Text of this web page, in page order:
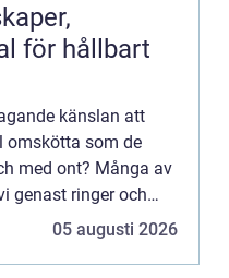
för hållbart
känslan att
omskötta som de
med ont? Många av
genast ringer och
05 augusti 2026